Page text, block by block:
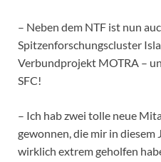
– Neben dem NTF ist nun
Spitzenforschungscluster
Verbundprojekt MOTRA –
SFC!
– Ich hab zwei tolle neue
gewonnen, die mir in diesem
wirklich extrem geholfen